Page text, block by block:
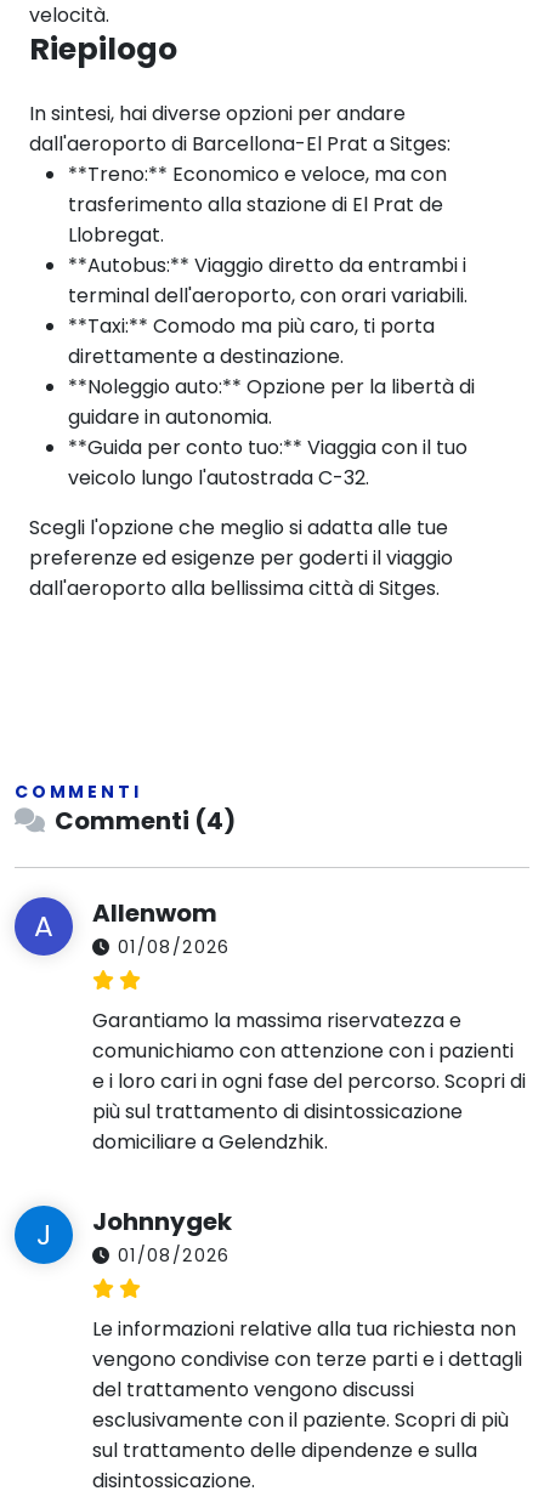
velocità.
Riepilogo
In sintesi, hai diverse opzioni per andare
dall'aeroporto di Barcellona-El Prat a Sitges:
**Treno:** Economico e veloce, ma con
trasferimento alla stazione di El Prat de
Llobregat.
**Autobus:** Viaggio diretto da entrambi i
terminal dell'aeroporto, con orari variabili.
**Taxi:** Comodo ma più caro, ti porta
direttamente a destinazione.
**Noleggio auto:** Opzione per la libertà di
guidare in autonomia.
**Guida per conto tuo:** Viaggia con il tuo
veicolo lungo l'autostrada C-32.
Scegli l'opzione che meglio si adatta alle tue
preferenze ed esigenze per goderti il viaggio
dall'aeroporto alla bellissima città di Sitges.
COMMENTI
Commenti (4)
A Allenwom
01/08/2026
Garantiamo la massima riservatezza e
comunichiamo con attenzione con i pazienti
e i loro cari in ogni fase del percorso. Scopri di
più sul trattamento di disintossicazione
domiciliare a Gelendzhik.
J Johnnygek
01/08/2026
Le informazioni relative alla tua richiesta non
vengono condivise con terze parti e i dettagli
del trattamento vengono discussi
esclusivamente con il paziente. Scopri di più
sul trattamento delle dipendenze e sulla
disintossicazione.